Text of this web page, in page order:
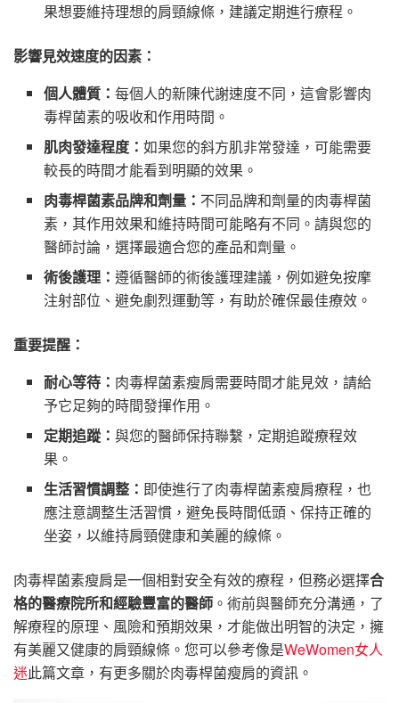
果想要維持理想的肩頸線條，建議定期進行療程。
影響見效速度的因素：
個人體質：每個人的新陳代謝速度不同，這會影響肉
毒桿菌素的吸收和作用時間。
肌肉發達程度：如果您的斜方肌非常發達，可能需要
較長的時間才能看到明顯的效果。
肉毒桿菌素品牌和劑量： 不同品牌和劑量的肉毒桿菌
素，其作用效果和維持時間可能略有不同。請與您的
醫師討論，選擇最適合您的產品和劑量。
術後護理：遵循醫師的術後護理建議，例如避免按摩
注射部位、避免劇烈運動等，有助於確保最佳療效。
重要提醒：
耐心等待： 肉毒桿菌素瘦肩需要時間才能見效，請給
予它足夠的時間發揮作用。
定期追蹤：與您的醫師保持聯繫，定期追蹤療程效
果。
生活習慣調整： 即使進行了肉毒桿菌素瘦肩療程，也
應注意調整生活習慣，避免長時間低頭、保持正確的
坐姿，以維持肩頸健康和美麗的線條。
肉毒桿菌素瘦肩是一個相對安全有效的療程，但務必選擇合
格的醫療院所和經驗豐富的醫師 。術前與醫師充分溝通，了
解療程的原理、風險和預期效果，才能做出明智的決定，擁
有美麗又健康的肩頸線條。您可以參考像是WeWomen女人
迷此篇文章，有更多關於肉毒桿菌瘦肩的資訊。